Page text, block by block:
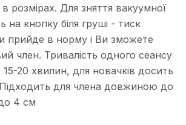
в розмірах. Для зняття вакуумної
на кнопку біля груші - тиск
прийде в норму і Ви зможете
член. Тривалість одного сеансу
20 хвилин, для новачків досить
для члена довжиною до
4 см